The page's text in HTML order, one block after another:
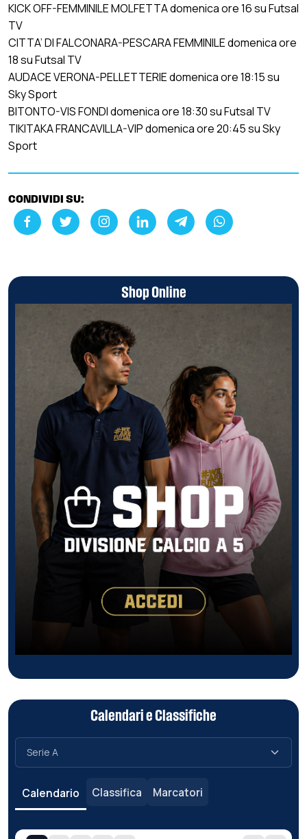
KICK OFF-FEMMINILE MOLFETTA domenica ore 16 su Futsal
TV
CITTA’ DI FALCONARA-PESCARA FEMMINILE domenica ore
18 su Futsal TV
AUDACE VERONA-PELLETTERIE domenica ore 18:15 su
Sky Sport
BITONTO-VIS FONDI domenica ore 18:30 su Futsal TV
TIKITAKA FRANCAVILLA-VIP domenica ore 20:45 su Sky
Sport
CONDIVIDI SU:
Shop Online
Calendari e Classifiche
Calendario Classifica Marcatori